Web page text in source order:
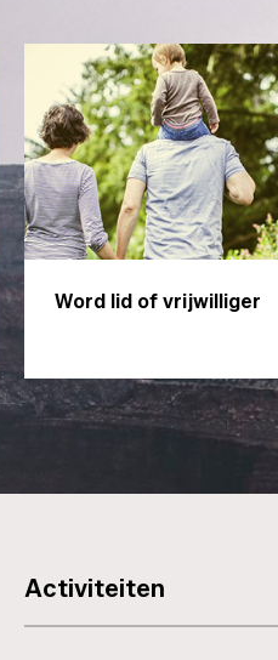
Word lid of vrijwilliger
Activiteiten